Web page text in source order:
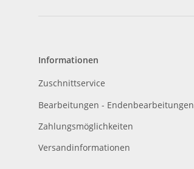
Informationen
Zuschnittservice
Bearbeitungen - Endenbearbeitungen
Zahlungsmöglichkeiten
Versandinformationen